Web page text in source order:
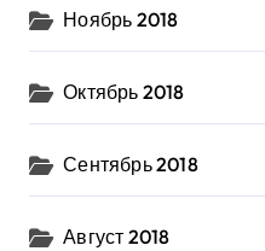
Ноябрь 2018
Октябрь 2018
Сентябрь 2018
Август 2018